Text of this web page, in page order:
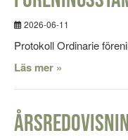
2026-06-11
Protokoll Ordinarie
Läs mer »